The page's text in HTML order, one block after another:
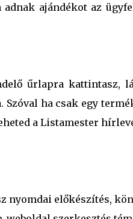
ajándékot az
űrlapra kattintasz,
ha csak egy
a Listamester
nyomdai előkészítés,